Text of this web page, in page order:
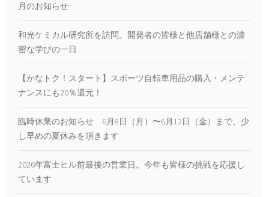
月のお知らせ
和光ケミカル研究所を訪問。開発者の皆様と他店舗様との濃
密な学びの一日
【かなトク！スタート】スポーツ自転車用品の購入・メンテ
ナンスにも20％還元！
臨時休業のお知らせ 6月8日（月）〜6月12日（金）まで、少
し早めの夏休みを頂きます
2026年富士ヒル前最後の営業日。今年も皆様の挑戦を応援し
ています